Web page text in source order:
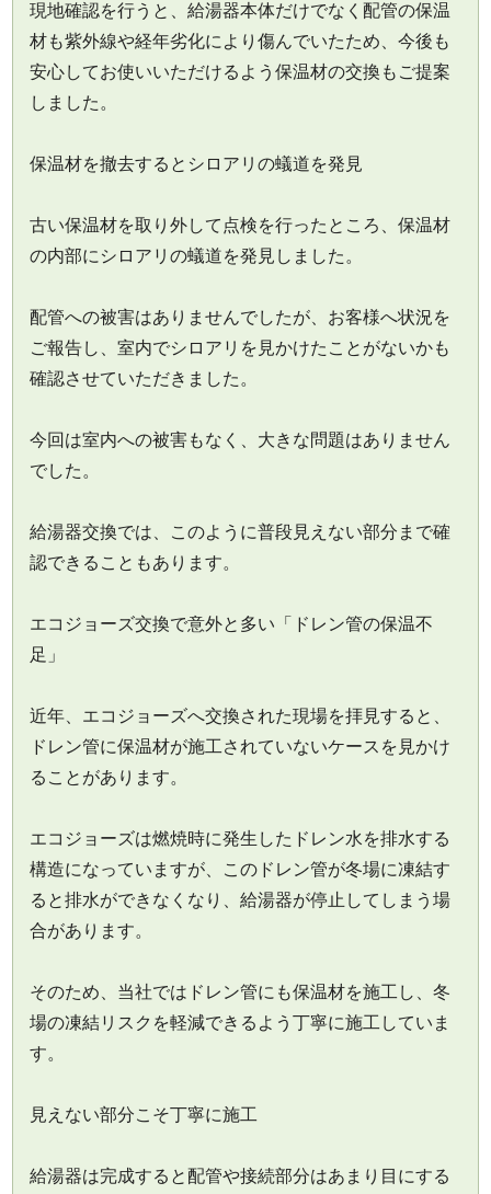
現地確認を行うと、給湯器本体だけでなく配管の保温
材も紫外線や経年劣化により傷んでいたため、今後も
安心してお使いいただけるよう保温材の交換もご提案
しました。
保温材を撤去するとシロアリの蟻道を発見
古い保温材を取り外して点検を行ったところ、保温材
の内部にシロアリの蟻道を発見しました。
配管への被害はありませんでしたが、お客様へ状況を
ご報告し、室内でシロアリを見かけたことがないかも
確認させていただきました。
今回は室内への被害もなく、大きな問題はありません
でした。
給湯器交換では、このように普段見えない部分まで確
認できることもあります。
エコジョーズ交換で意外と多い「ドレン管の保温不
足」
近年、エコジョーズへ交換された現場を拝見すると、
ドレン管に保温材が施工されていないケースを見かけ
ることがあります。
エコジョーズは燃焼時に発生したドレン水を排水する
構造になっていますが、このドレン管が冬場に凍結す
ると排水ができなくなり、給湯器が停止してしまう場
合があります。
そのため、当社ではドレン管にも保温材を施工し、冬
場の凍結リスクを軽減できるよう丁寧に施工していま
す。
見えない部分こそ丁寧に施工
給湯器は完成すると配管や接続部分はあまり目にする